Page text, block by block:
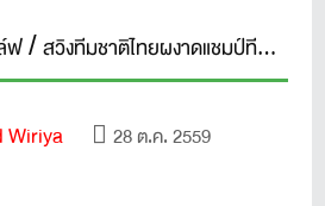
ฟ สวิงทีมชาติไทยผงาดแชมป์ทีมเยาวชนเอเชียที่เกาหลีใต้
Wiriya
28 ต.ค. 2559